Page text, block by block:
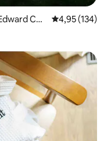
prosječna
4,95 (134)